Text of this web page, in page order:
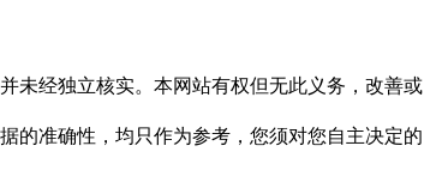
未经独立核实。本网站有权但无此义务，改善或
的准确性，均只作为参考，您须对您自主决定的